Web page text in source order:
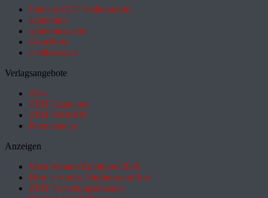
Jobs im ZEIT Stellenmarkt
academics
academics.com
GoodJobs
e-fellows.net
Verlagsangebote
Abo
ZEIT Akademie
ZEIT REISEN
Partnersuche
Anzeigen
Most Wanted Employer 2026
How it works: Studium und Job
ZEIT Forschungskosmos